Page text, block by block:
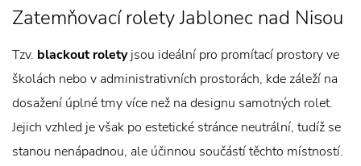
Zatemňovací rolety Jablonec nad Nisou
Tzv. blackout roletyjsou ideální pro promítací prostory ve
školách nebo v administrativních prostorách, kde záleží na
dosažení úplné tmy více než na designu samotných rolet.
Jejich vzhled je však po estetické stránce neutrální, tudíž se
stanou nenápadnou, ale účinnou součástí těchto místností.